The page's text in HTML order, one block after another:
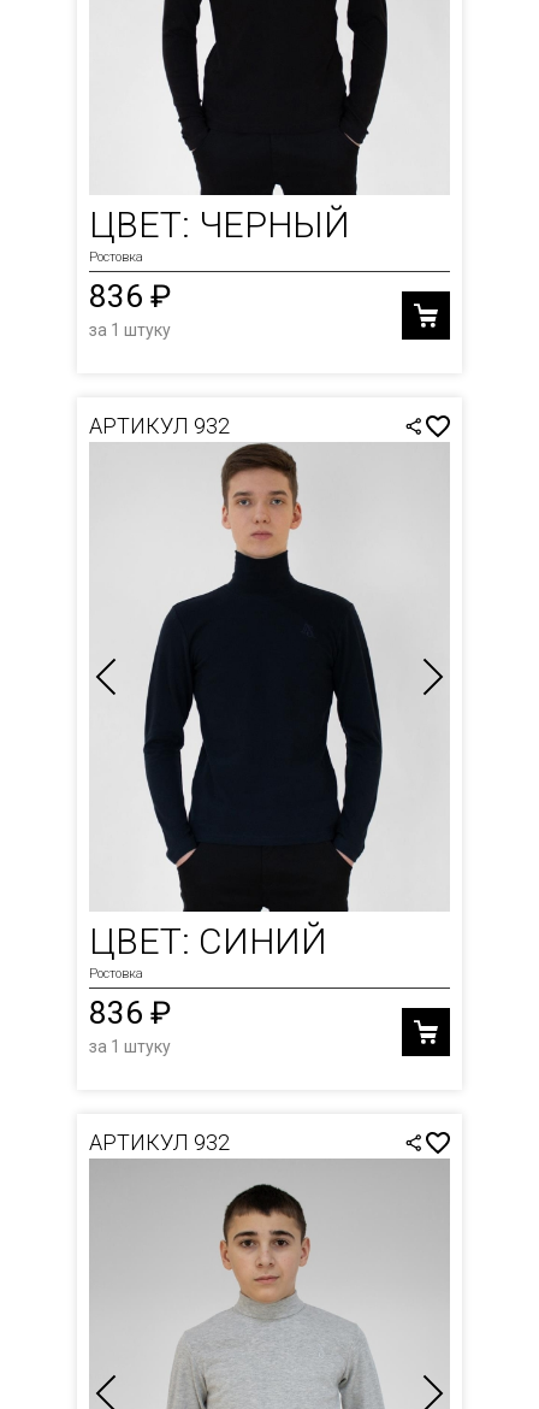
ЦВЕТ: ЧЕРНЫЙ
Ростовка
836 ₽
за 1 штуку
АРТИКУЛ 932
ЦВЕТ: СИНИЙ
Ростовка
836 ₽
за 1 штуку
АРТИКУЛ 932